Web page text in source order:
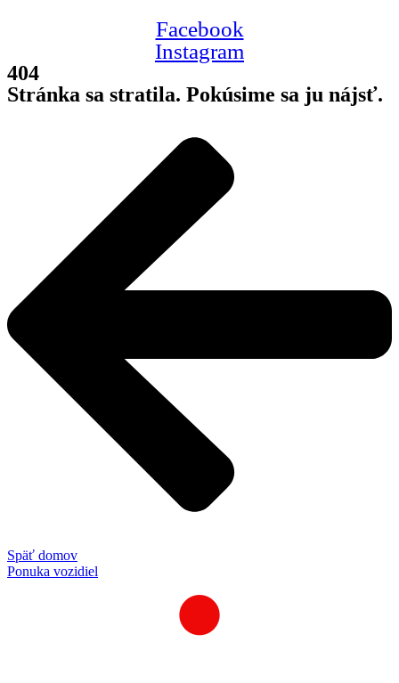
Facebook
Instagram
404
Stránka sa stratila. Pokúsime sa ju nájsť.
Späť domov
Ponuka vozidiel